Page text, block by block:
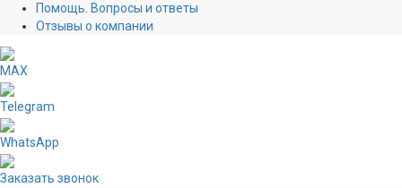
Помощь. Вопросы и ответы
Отзывы о компании
MAX
Telegram
WhatsApp
Заказать звонок